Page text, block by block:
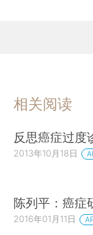
相关阅读
反思癌症过度
2013年10月18日
陈列平：癌症
2016年01月11日